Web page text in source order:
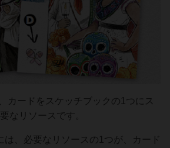
カードをスケッチブックの1つにス
なリソースです。
は、必要なリソースの1つが、カード